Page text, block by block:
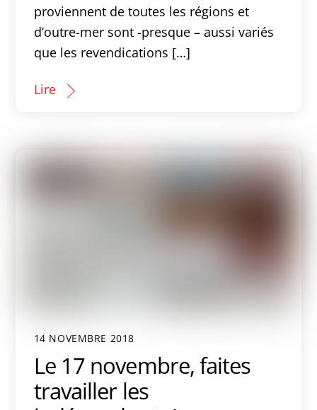
proviennent de toutes les régions et
d’outre-mer sont -presque – aussi variés
que les revendications […]
Lire
14 NOVEMBRE 2018
Le 17 novembre, faites
travailler les